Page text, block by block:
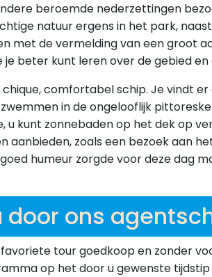
beroemde nederzettingen
natuur ergens in het park,
met de vermelding van een groot
beter kunt leren over de gebied en
comfortabel schip. Je vindt
in de ongelooflijk
u kunt zonnebaden op het dek op
aanbieden, zoals een bezoek aan
humeur zorgde voor deze dag
ons
tour goedkoop en zonder
op het door u gewenste tijdstip